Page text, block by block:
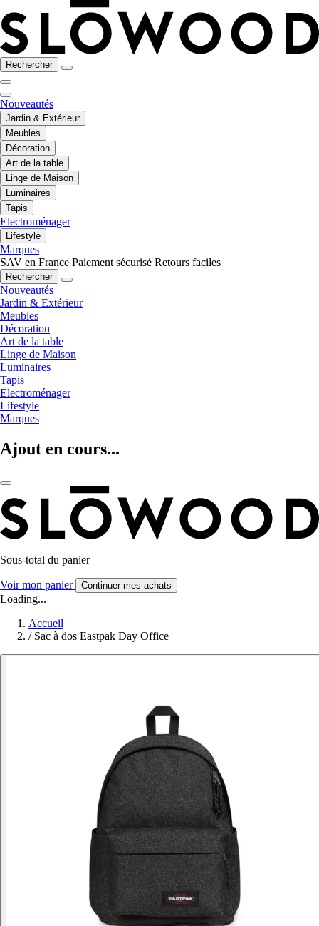
Rechercher
Nouveautés
Jardin & Extérieur
Meubles
Décoration
Art de la table
Linge de Maison
Luminaires
Tapis
Electroménager
Lifestyle
Marques
SAV en France Paiement sécurisé Retours faciles
Rechercher
Nouveautés
Jardin & Extérieur
Meubles
Décoration
Art de la table
Linge de Maison
Luminaires
Tapis
Electroménager
Lifestyle
Marques
Ajout en cours...
Sous-total du panier
Voir mon panier Continuer mes achats
Loading...
Accueil
/ Sac à dos Eastpak Day Office